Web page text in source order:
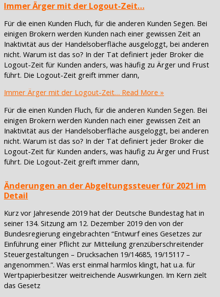
Immer Ärger mit der Logout-Zeit…
Für die einen Kunden Fluch, für die anderen Kunden Segen. Bei
einigen Brokern werden Kunden nach einer gewissen Zeit an
Inaktivität aus der Handelsoberfläche ausgeloggt, bei anderen
nicht. Warum ist das so? In der Tat definiert jeder Broker die
Logout-Zeit für Kunden anders, was häufig zu Ärger und Frust
führt. Die Logout-Zeit greift immer dann,
Immer Ärger mit der Logout-Zeit… Read More »
Für die einen Kunden Fluch, für die anderen Kunden Segen. Bei
einigen Brokern werden Kunden nach einer gewissen Zeit an
Inaktivität aus der Handelsoberfläche ausgeloggt, bei anderen
nicht. Warum ist das so? In der Tat definiert jeder Broker die
Logout-Zeit für Kunden anders, was häufig zu Ärger und Frust
führt. Die Logout-Zeit greift immer dann,
Änderungen an der Abgeltungssteuer für 2021 im
Detail
Kurz vor Jahresende 2019 hat der Deutsche Bundestag hat in
seiner 134. Sitzung am 12. Dezember 2019 den von der
Bundesregierung eingebrachten “Entwurf eines Gesetzes zur
Einführung einer Pflicht zur Mitteilung grenzüberschreitender
Steuergestaltungen – Drucksachen 19/14685, 19/15117 –
angenommen.”. Was erst einmal harmlos klingt, hat u.a. für
Wertpapierbesitzer weitreichende Auswirkungen. Im Kern zielt
das Gesetz